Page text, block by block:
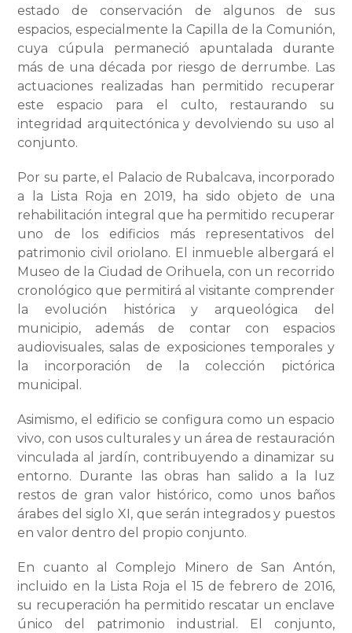
estado de conservación de algunos de sus
espacios, especialmente la Capilla de la Comunión,
cuya cúpula permaneció apuntalada durante
más de una década por riesgo de derrumbe. Las
actuaciones realizadas han permitido recuperar
este espacio para el culto, restaurando su
integridad arquitectónica y devolviendo su uso al
conjunto.
Por su parte, el Palacio de Rubalcava, incorporado
a la Lista Roja en 2019, ha sido objeto de una
rehabilitación integral que ha permitido recuperar
uno de los edificios más representativos del
patrimonio civil oriolano. El inmueble albergará el
Museo de la Ciudad de Orihuela, con un recorrido
cronológico que permitirá al visitante comprender
la evolución histórica y arqueológica del
municipio, además de contar con espacios
audiovisuales, salas de exposiciones temporales y
la incorporación de la colección pictórica
municipal.
Asimismo, el edificio se configura como un espacio
vivo, con usos culturales y un área de restauración
vinculada al jardín, contribuyendo a dinamizar su
entorno. Durante las obras han salido a la luz
restos de gran valor histórico, como unos baños
árabes del siglo XI, que serán integrados y puestos
en valor dentro del propio conjunto.
En cuanto al Complejo Minero de San Antón,
incluido en la Lista Roja el 15 de febrero de 2016,
su recuperación ha permitido rescatar un enclave
único del patrimonio industrial. El conjunto,